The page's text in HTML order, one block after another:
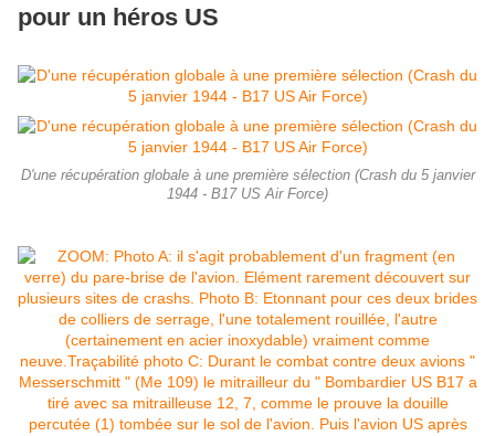
pour un héros US
D'une récupération globale à une première sélection (Crash du 5 janvier
1944 - B17 US Air Force)